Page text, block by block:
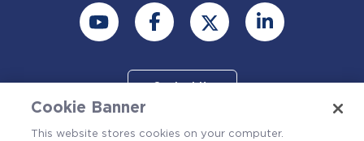
Cookie Banner
This website stores cookies on your computer.